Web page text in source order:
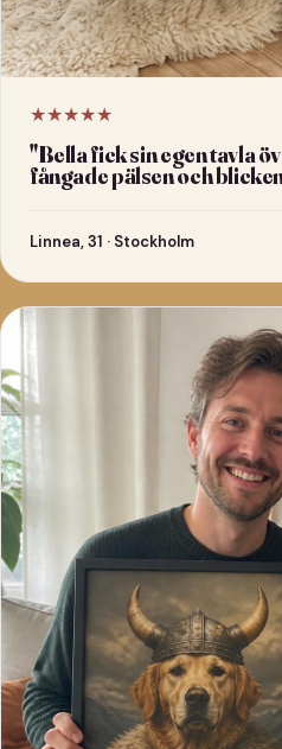
★★★★★
"Bella fick sin egen tavla
fångade pälsen och
Linnea, 31 · Stockholm